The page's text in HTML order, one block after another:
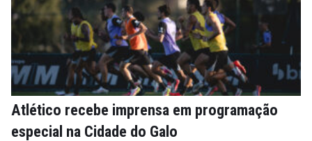
Atlético recebe imprensa em programação
especial na Cidade do Galo